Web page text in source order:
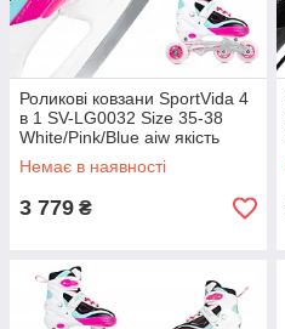
Роликові ковзани SportVida 4
в 1 SV-LG0032 Size 35-38
White/Pink/Blue aiw якість
Немає в наявності
3 779 ₴